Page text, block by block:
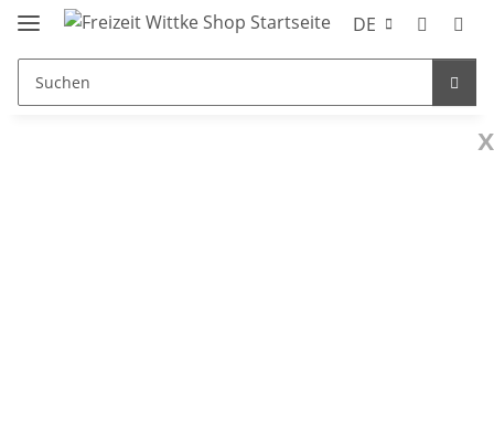
DE
x